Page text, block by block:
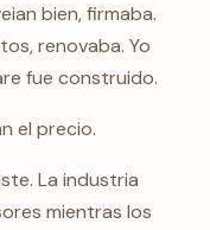
bien, firmaba.
renovaba. Yo
fue construido.
el precio.
La industria
mientras los